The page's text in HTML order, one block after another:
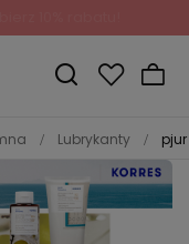
Lubrykanty